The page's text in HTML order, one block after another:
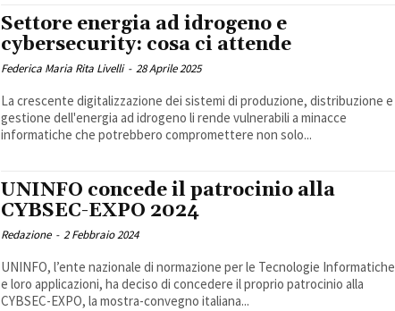
Settore energia ad idrogeno e
cybersecurity: cosa ci attende
Federica Maria Rita Livelli - 28 Aprile 2025
La crescente digitalizzazione dei sistemi di produzione, distribuzione e
gestione dell'energia ad idrogeno li rende vulnerabili a minacce
informatiche che potrebbero compromettere non solo...
UNINFO concede il patrocinio alla
CYBSEC-EXPO 2024
Redazione - 2 Febbraio 2024
UNINFO, l’ente nazionale di normazione per le Tecnologie Informatiche
e loro applicazioni, ha deciso di concedere il proprio patrocinio alla
CYBSEC-EXPO, la mostra-convegno italiana...